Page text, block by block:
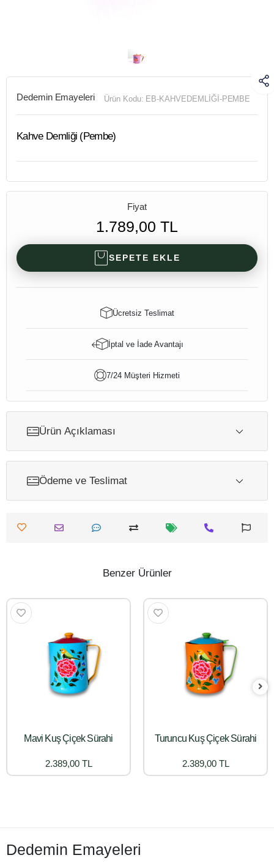
Dedemin Emayeleri Ürün Kodu: EB-KAHVEDEMLİĞİ-PEMBE
Kahve Demliği (Pembe)
Fiyat
1.789,00 TL
SEPETE EKLE
Ücretsiz Teslimat
İptal ve İade Avantajı
7/24 Müşteri Hizmeti
Ürün Açıklaması
Ödeme ve Teslimat
Benzer Ürünler
Mavi Kuş Çiçek Sürahi
2.389,00 TL
Turuncu Kuş Çiçek Sürahi
2.389,00 TL
Dedemin Emayeleri